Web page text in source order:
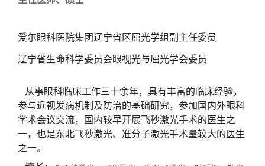
爱尔眼科医院集团辽宁省区屈光学组副主任委员
辽宁省生命科学委员会眼视光与屈光学会委员
从事眼科临床工作三十余年，具有丰富的临床经验，
参与近视发病机制及防治的基础研究，参加国内外眼科
学术会议交流，国内较早开展飞秒激光手术的医生之
一，也是东北飞秒激光、准分子激光手术量较大的医生
之一。